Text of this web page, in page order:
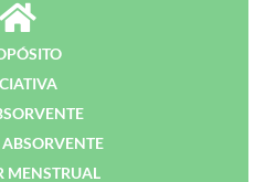
ABSORVENTE
MENSTRUAL